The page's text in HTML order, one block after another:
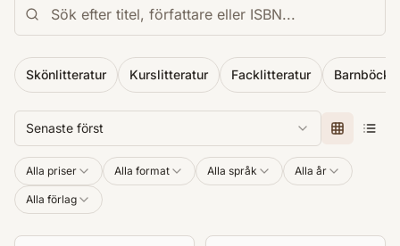
Skönlitteratur Kurslitteratur Facklitteratur
Senaste först
Alla priser Alla format Alla språk Alla år
Alla förlag